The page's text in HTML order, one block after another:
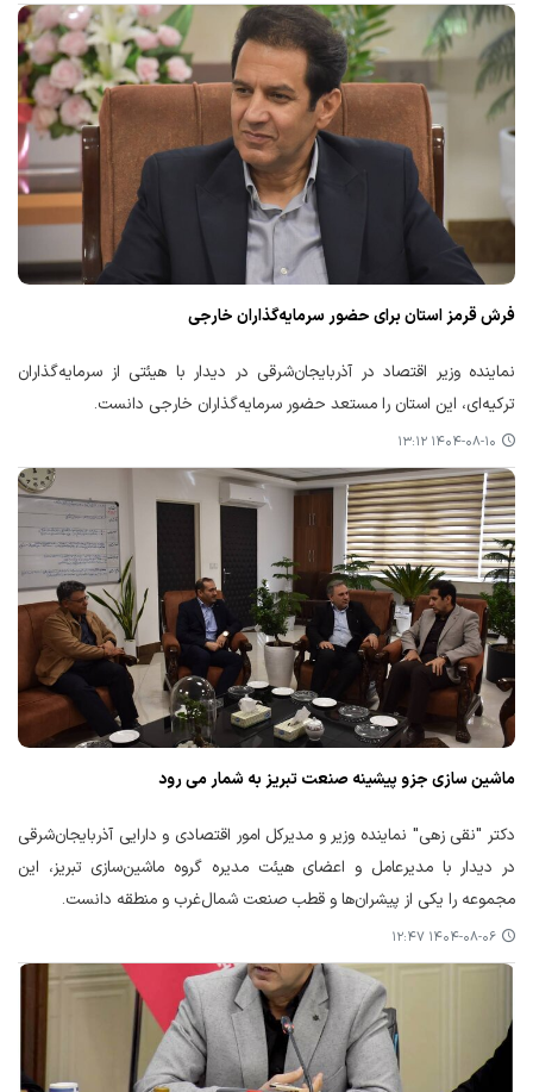
فرش قرمز استان برای حضور سرمایه‌گذاران خارجی
نماینده وزیر اقتصاد در آذربایجان‌شرقی در دیدار با هیئتی از سرمایه‌گذاران
ترکیه‌ای، این استان را مستعد حضور سرمایه‌گذاران خارجی دانست.
۱۴۰۴-۰۸-۱۰ ۱۳:۱۲
ماشین سازی جزو پیشینه صنعت تبریز به شمار می رود
دکتر "نقی زهی" نماینده وزیر و مدیرکل امور اقتصادی و دارایی آذربایجان‌شرقی
در دیدار با مدیرعامل و اعضای هیئت مدیره گروه ماشین‌سازی تبریز، این
مجموعه را یکی از پیشران‌ها و قطب صنعت شمال‌غرب و منطقه دانست.
۱۴۰۴-۰۸-۰۶ ۱۲:۴۷